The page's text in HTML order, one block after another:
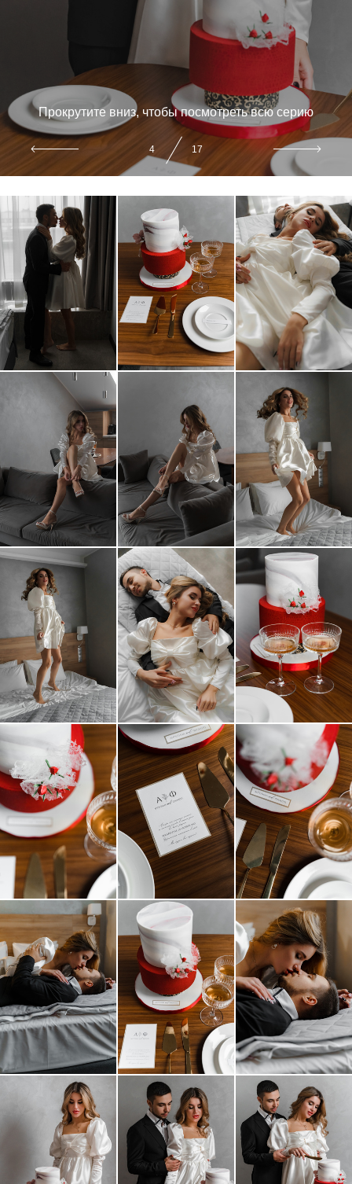
Прокрутите вниз, чтобы посмотреть всю серию
4 17